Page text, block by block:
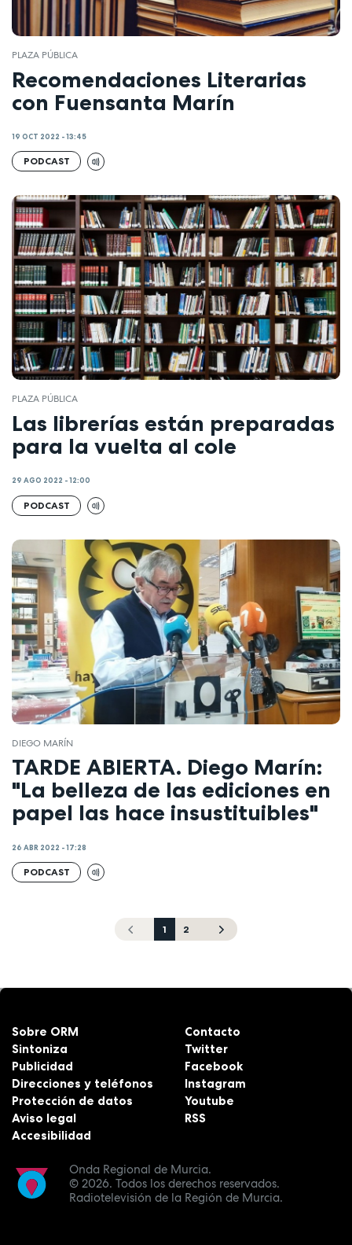
PLAZA PÚBLICA
Recomendaciones Literarias
con Fuensanta Marín
19 OCT 2022 - 13:45
PODCAST
PLAZA PÚBLICA
Las librerías están preparadas
para la vuelta al cole
29 AGO 2022 - 12:00
PODCAST
DIEGO MARÍN
TARDE ABIERTA. Diego Marín:
"La belleza de las ediciones en
papel las hace insustituibles"
26 ABR 2022 - 17:28
PODCAST
1 2
Onda Regional de Murcia.
© 2026. Todos los derechos reservados.
Radiotelevisión de la Región de Murcia.
Sobre ORM
Sintoniza
Publicidad
Direcciones y teléfonos
Protección de datos
Aviso legal
Accesibilidad
Contacto
Twitter
Facebook
Instagram
Youtube
RSS